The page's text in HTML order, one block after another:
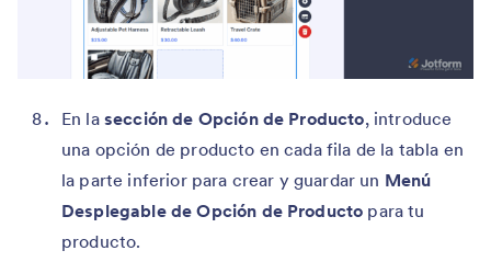
En la sección de Opción de Producto, introduce
una opción de producto en cada fila de la tabla en
la parte inferior para crear y guardar un Menú
Desplegable de Opción de Producto para tu
producto.